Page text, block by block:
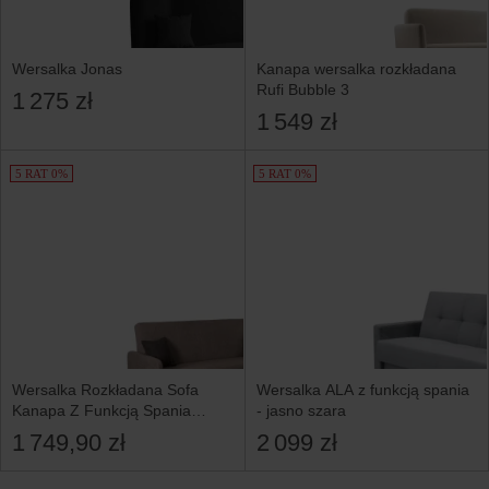
Wersalka Jonas
1 275 zł
Kanapa wersalka rozkładana
Rufi Bubble 3
1 549 zł
5 RAT 0%
Wersalka Rozkładana Sofa
Kanapa Z Funkcją Spania
Dwuosobowa Beżowa ASPEN
1 749,90 zł
5 RAT 0%
Wersalka ALA z funkcją spania
- jasno szara
2 099 zł